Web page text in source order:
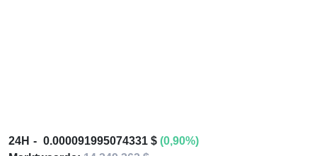
24H 0.000091995074331 $ (0,90%)